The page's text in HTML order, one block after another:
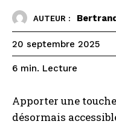
AUTEUR :
20 septembre 2025
6 min. Lecture
Apporter une
désormais